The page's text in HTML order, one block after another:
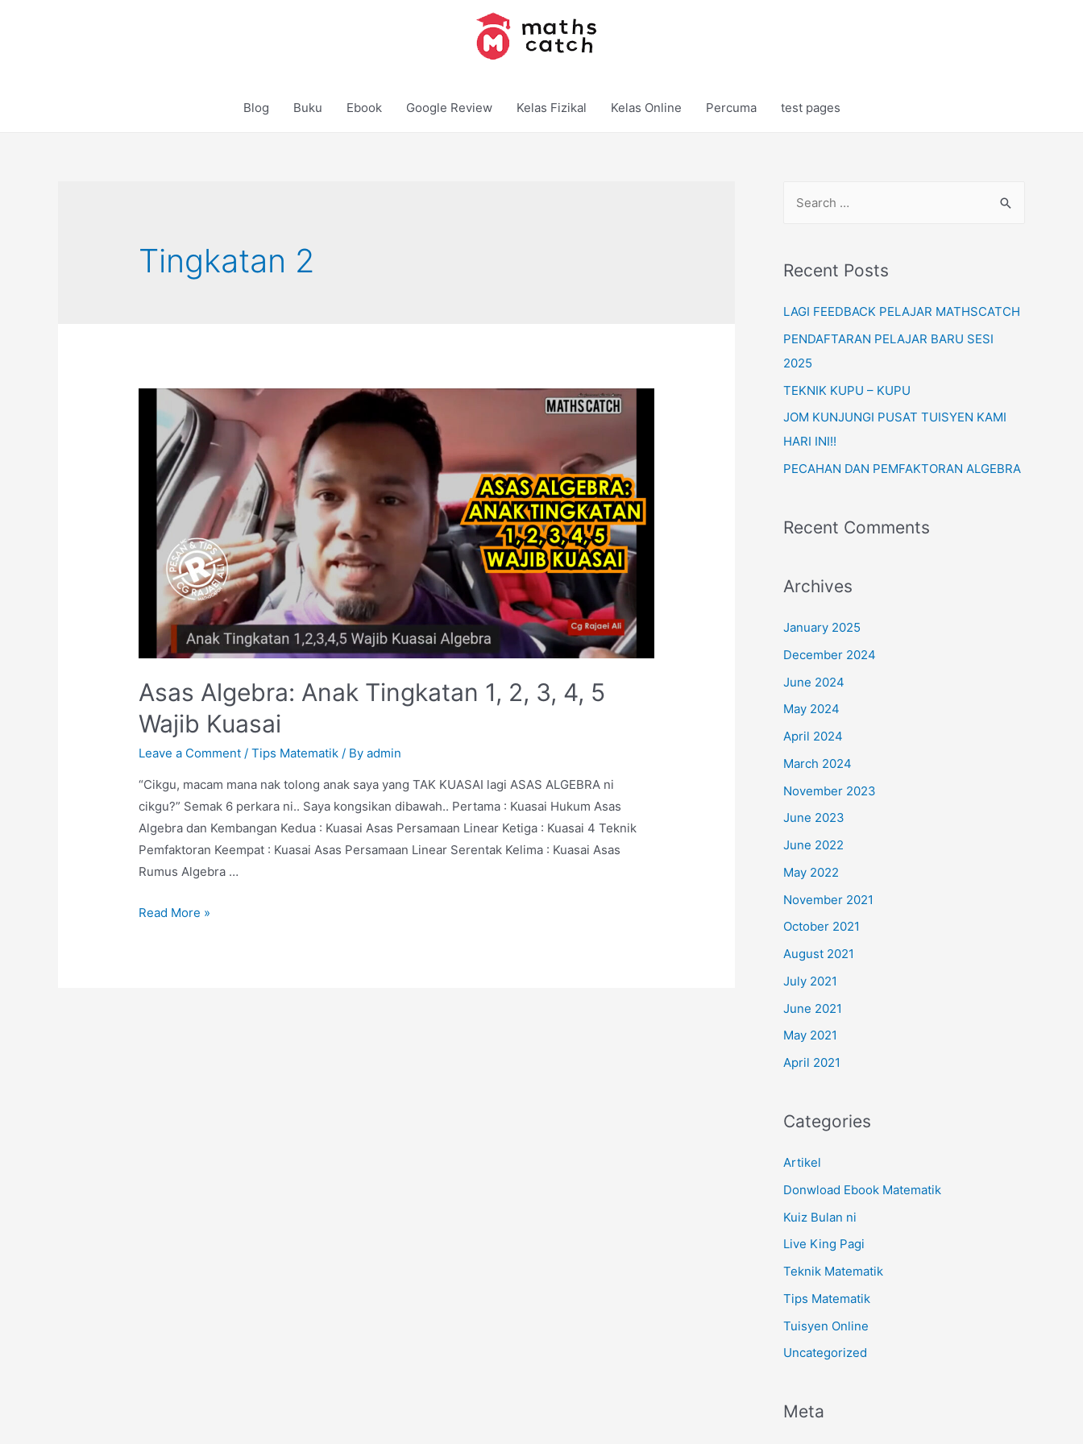
Blog Buku Ebook Google Review Kelas Fizikal Kelas Online Percuma test pages
Tingkatan 2
Asas Algebra: Anak Tingkatan 1, 2, 3, 4, 5
Wajib Kuasai
Leave a Comment /Tips Matematik / Byadmin
“Cikgu, macam mana nak tolong anak saya yang TAK KUASAI lagi ASAS ALGEBRA ni
cikgu?” Semak 6 perkara ni.. Saya kongsikan dibawah.. Pertama : Kuasai Hukum Asas
Algebra dan Kembangan Kedua : Kuasai Asas Persamaan Linear Ketiga : Kuasai 4 Teknik
Pemfaktoran Keempat : Kuasai Asas Persamaan Linear Serentak Kelima : Kuasai Asas
Rumus Algebra …
Asas
Read More »
r
h
f
o
r
Recent Posts
LAGI FEEDBACK PELAJAR MATHSCATCH
PENDAFTARAN PELAJAR BARU SESI
2025
TEKNIK KUPU – KUPU
JOM KUNJUNGI PUSAT TUISYEN KAMI
HARI INI!!
PECAHAN DAN PEMFAKTORAN ALGEBRA
Recent Comments
Archives
January 2025
December 2024
June 2024
May 2024
April 2024
March 2024
November 2023
June 2023
June 2022
May 2022
November 2021
October 2021
August 2021
July 2021
June 2021
May 2021
April 2021
Categories
Artikel
Donwload Ebook Matematik
Kuiz Bulan ni
Live King Pagi
Teknik Matematik
Tips Matematik
Tuisyen Online
Uncategorized
Meta